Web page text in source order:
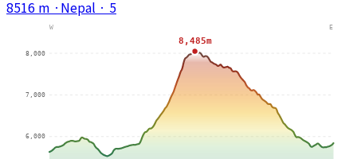
8516 m · Nepal · 5